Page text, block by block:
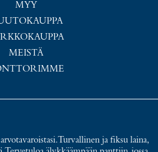
MYY
MEISTÄ
Turvallinen ja fiksu laina,